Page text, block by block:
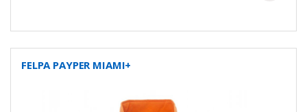
FELPA PAYPER MIAMI+